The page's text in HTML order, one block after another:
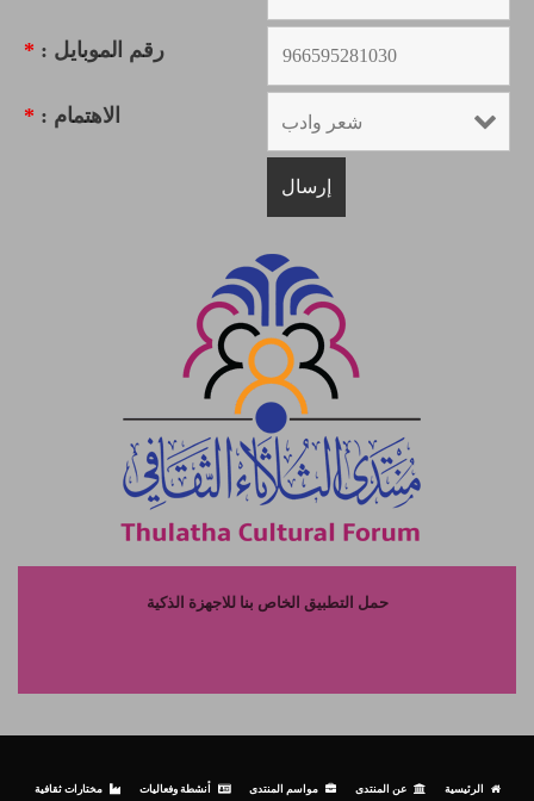
رقم الموبايل : *
الاهتمام : *
حمل التطبيق الخاص بنا للاجهزة الذكية
الرئيسية عن المنتدى مواسم المنتدى أنشطة وفعاليات مختارات ثقافية